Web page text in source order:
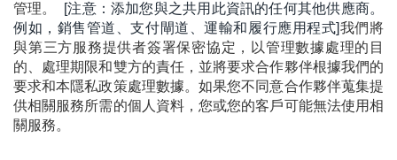
管理。
[注意：添加您與之共用此資訊的任何其他供應商。
例如，銷售管道、支付閘道、運輸和履行應用程式]我們將
與第三方服務提供者簽署保密協定，以管理數據處理的目
的、處理期限和雙方的責任，並將要求合作夥伴根據我們的
要求和本隱私政策處理數據。如果您不同意合作夥伴蒐集提
供相關服務所需的個人資料，您或您的客戶可能無法使用相
關服務。